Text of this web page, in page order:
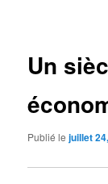
Un
Publié lejuillet